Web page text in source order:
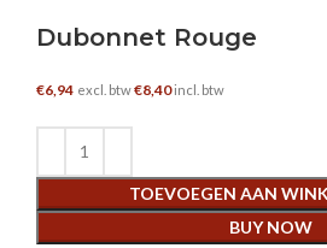
Dubonnet Rouge
€6,94 excl. btw€8,40incl. btw
TOEVOEGEN AAN
BUY NOW